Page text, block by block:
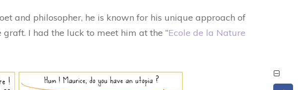
and philosopher, he is known for his unique approach of
I had the luck to meet him at the “Ecole de la Nature